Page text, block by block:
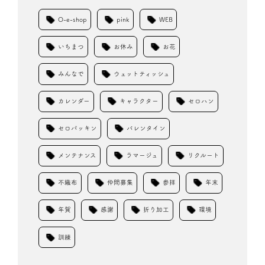
O-e-shop pink WEB
いちまつ お休み お花
みんなで ウェットティッシュ
カレンダー キャラクター セロハン
セロパッキン バレンタイン
メンテナンス ラマージュ リクルート
不織布 仲間募集 参拝 年末
年賀 感謝 折り加工 環境
訓練